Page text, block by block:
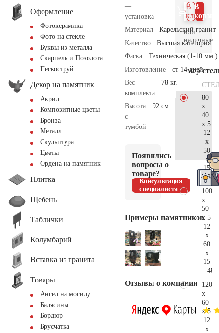
Оформление
Фотокерамика
Фото на стекле
Буквы из металла
Скарпель и Позолота
Пескоструй
Декор на памятник
Акрил
Композитные цветы
Бронза
Металл
Скульптура
Цветы
Ордена на памятник
Плитка
Щебень
Таблички
Колумбарий
Вставка из гранита
Товары
Ангел на могилу
Балясины
Бордюр
Брусчатка
—
установка
Материал
Карельский гранит
Качество
Высшая категория
Фаска
Техническая (1-10 мм.)
Изготовление
от 14 дней
Вес
комплекта
78 кг.
Высота
с
тумбой
92 см.
Появились
вопросы о
товаре?
Консультация
специалиста
Примеры памятников
Отзывы о компании
В
В 1
клик
или
наличные.
Размер
80
x
40
x 5
12
x
50
x
15
100
x
50
x 5
12
x
60
x
15
120
x
60
x 5
12
x